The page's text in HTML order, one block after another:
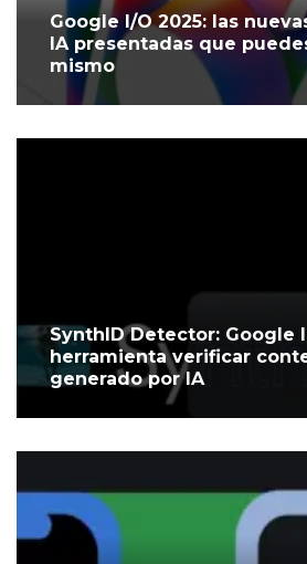
Google I/O 2025: las
IA presentadas que
mismo
SynthID Detector: Google
herramienta verificar
generado por IA